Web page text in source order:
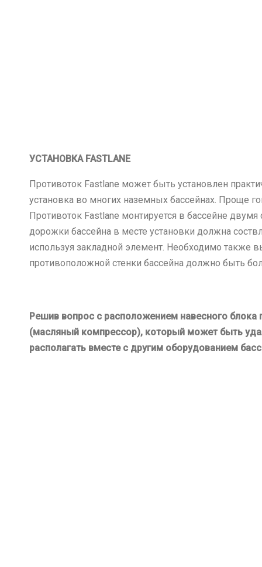
УСТАНОВКА FASTLANE
Противоток Fastlane может быть установлен
установка во многих наземных бассейнах. Проще
Противоток Fastlane монтируется в бассейне
дорожки бассейна в месте установки должна
используя закладной элемент. Необходимо
противоположной стенки бассейна должно быть
Решив вопрос с расположением навесного блока
(масляный компрессор), который может быть
располагать вместе с другим оборудованием